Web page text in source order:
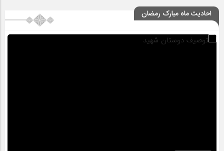
احادیث ماه مبارک رمضان